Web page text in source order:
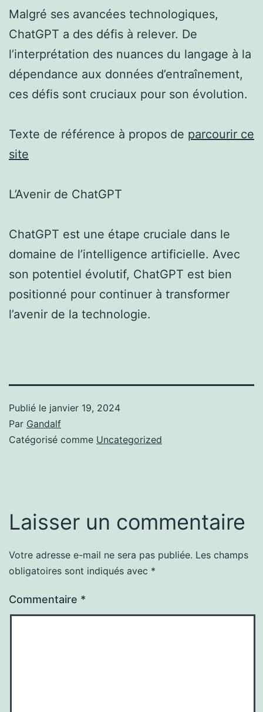
Malgré ses avancées technologiques,
ChatGPT a des défis à relever. De
l’interprétation des nuances du langage à la
dépendance aux données d’entraînement,
ces défis sont cruciaux pour son évolution.
Texte de référence à propos de parcourir ce
site
L’Avenir de ChatGPT
ChatGPT est une étape cruciale dans le
domaine de l’intelligence artificielle. Avec
son potentiel évolutif, ChatGPT est bien
positionné pour continuer à transformer
l’avenir de la technologie.
Publié le janvier 19, 2024
Par Gandalf
Catégorisé comme Uncategorized
Laisser un commentaire
Votre adresse e-mail ne sera pas publiée. Les champs
obligatoires sont indiqués avec *
Commentaire *